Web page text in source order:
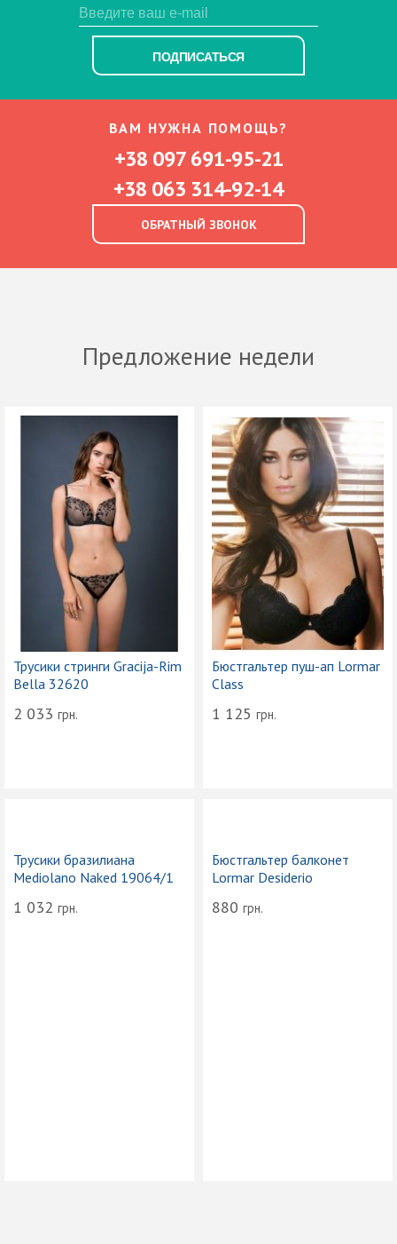
ПОДПИСАТЬСЯ
ВАМ НУЖНА ПОМОЩЬ?
+38 097 691-95-21
+38 063 314-92-14
ОБРАТНЫЙ ЗВОНОК
Предложение недели
Трусики стринги Gracija-Rim
Bella 32620
2 033 грн.
Бюстгальтер пуш-ап Lormar
Class
1 125 грн.
Трусики бразилиана
Mediolano Naked 19064/1
1 032 грн.
Бюстгальтер балконет
Lormar Desiderio
880 грн.